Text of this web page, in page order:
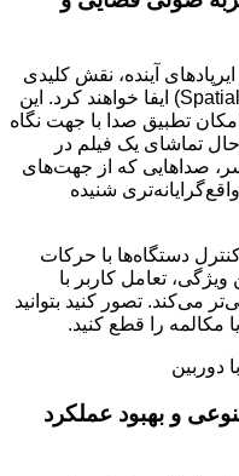
آینده، نقش کلیدی
در ارتقاء تجربه صدای فضایی (Spatial Audio) ایفا خواهند کرد. این
تطبیق صدا با جهت نگاه
تماشای یک فیلم در
صداهایی که از جهت‌های
شنیده
کنترل دستگاه‌ها با حرکات
تعامل کاربر با
می‌کند. تصور کنید بتوانید
را قطع کنید.
و بهبود عملکرد